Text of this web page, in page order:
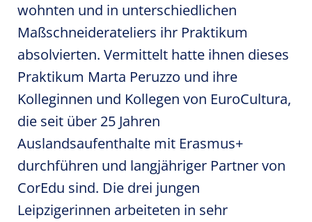
wohnten und in unterschiedlichen
Maßschneiderateliers ihr Praktikum
absolvierten. Vermittelt hatte ihnen dieses
Praktikum Marta Peruzzo und ihre
Kolleginnen und Kollegen von EuroCultura,
die seit über 25 Jahren
Auslandsaufenthalte mit Erasmus+
durchführen und langjähriger Partner von
CorEdu sind. Die drei jungen
Leipzigerinnen arbeiteten in sehr